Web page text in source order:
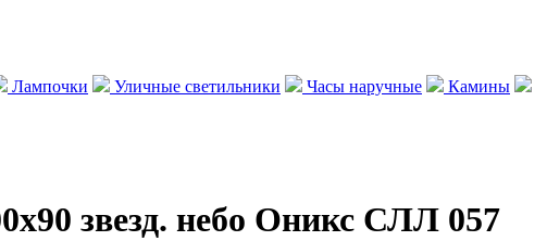
Лампочки Уличные светильники Часы наручные
Камины
звезд. небо Оникс СЛЛ 057